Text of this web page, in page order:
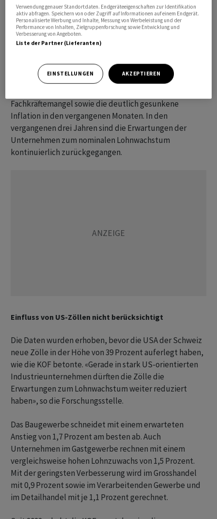
Prozent, teilte die KOF am Sonntag der
Nachrichtenagentur Keystone-SDA mit und bestätigte
damit einen Bericht der «NZZ am Sonntag».
Erwartungen der Unternehmen zum erwarteten
Lohnwachstum damit um 0,3 Prozentpunkte gesunken.
Fachkräftemangel sowie die deutlich gesunkene
Inflation in den vergangenen Monaten. In den
vergangenen drei Jahren sind die Erwartungen der
Unternehmen zum nominalen Lohnwachstum
kontinuierlich zurückgegangen.
Einfluss von US-Zöllen nicht berücksichtigt
Die Daten wurden erhoben, bevor die USA der Schweiz
neue Zölle in der Höhe von 39 Prozent auferlegt haben,
wie die KOF betonte. «Gerade in stark US-orientierten
Industrieunternehmen dürften die Zölle die
Erwartungen zum Lohnwachstum weiter reduziert
haben», so die Forschungsstelle.
Das Baugewerbe schneidet mit einem erwarteten
Anstieg von 1,7 Prozent am besten ab. Auch
Unternehmen im Gastgewerbe rechnen mit einem
vergleichsweise hohen Lohnzuwachs von 1,5 Prozent.
Mit der geringsten Verbesserung wird im Grosshandel
mit 0,9 Prozent sowie im Verarbeitenden Gewerbe und
im Detailhandel mit je 1,1 Prozent gerechnet.
Verwendung genauer Standortdaten. Endgeräteeigenschaften zur Identifikation
aktiv abfragen. Speichern von oder Zugriff auf Informationen auf einem Endgerät.
Personalisierte Werbung und Inhalte, Messung von Werbeleistung und der
Performance von Inhalten, Zielgruppenforschung sowie Entwicklung und
Verbesserung von Angeboten.
Liste der Partner (Lieferanten)
EINSTELLUNGEN AKZEPTIEREN